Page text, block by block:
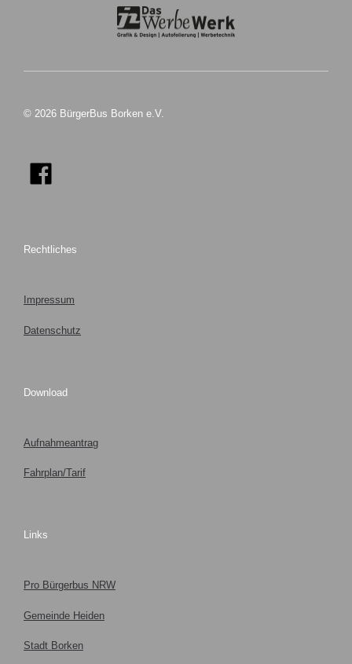
© 2026 BürgerBus Borken e.V.
Rechtliches
Impressum
Datenschutz
Download
Aufnahmeantrag
Fahrplan/Tarif
Links
Pro Bürgerbus NRW
Gemeinde Heiden
Stadt Borken